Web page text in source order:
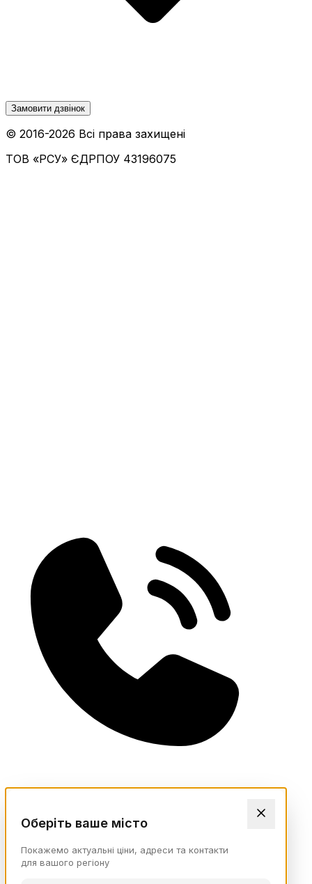
Замовити дзвінок
© 2016-2026 Всі права захищені
ТОВ «РСУ» ЄДРПОУ 43196075
Оберіть ваше місто
Покажемо актуальні ціни, адреси та контакти
для вашого регіону